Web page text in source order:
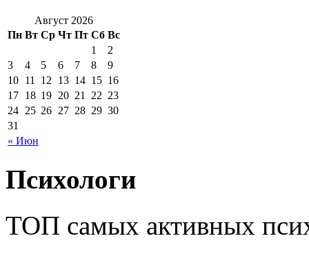
Август 2026
Пн Вт Ср Чт Пт Сб Вс
« Июн
1
2
3
4 5 6 7 8
9
10 11 12 13 14 15 16
17 18 19 20 21 22 23
24 25 26 27 28 29 30
31
Психологи
ТОП самых активных